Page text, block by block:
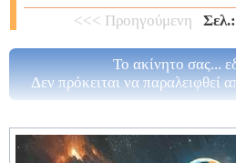
<<< Προηγούμενη
Το ακίνητο σας...
Δεν πρόκειται να παραλειφθεί